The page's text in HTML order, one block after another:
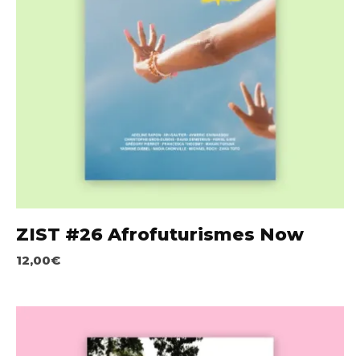
ZIST #26 Afrofuturismes Now
12,00€